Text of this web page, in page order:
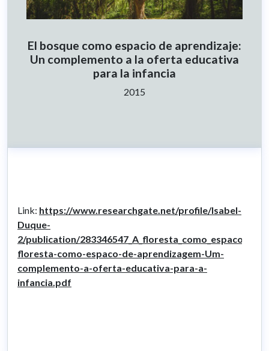
El bosque como espacio de aprendizaje:
Un complemento a la oferta educativa
para la infancia
2015
Link: https://www.researchgate.net/profile/Isabel-
Duque-
2/publication/
floresta-como-espaco-de-aprendizagem-Um-
complemento-a-oferta-educativa-para-a-
infancia.pdf